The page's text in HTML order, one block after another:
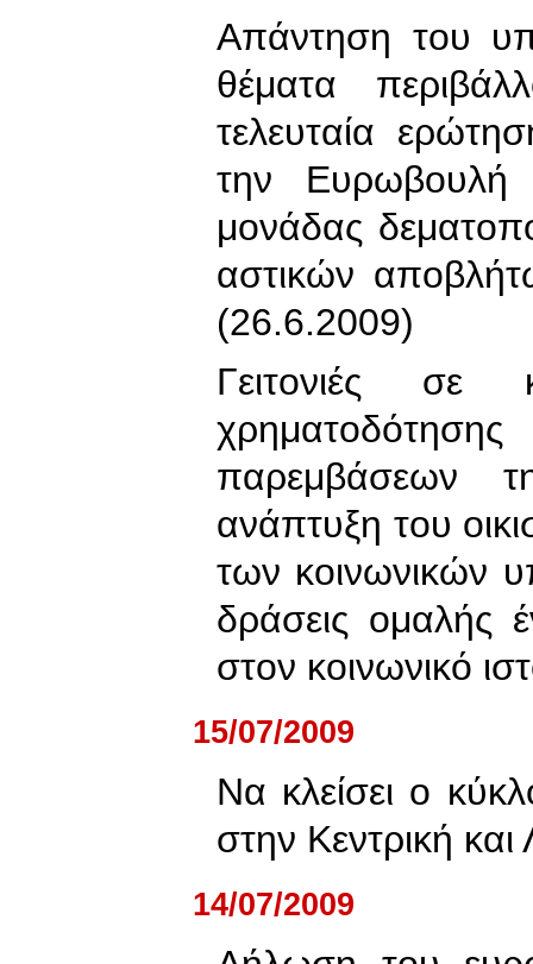
Απάντηση του
θέματα
τελευταία
την Ευρωβουλή
μονάδας
αστικών
(26.6.2009)
Γειτονιές
παρεμβάσεων
ανάπτυξη του
των κοινωνικών
δράσεις ομαλής
στον κοινωνικό
15/07/2009
Να κλείσει ο
στην Κεντρική και
14/07/2009